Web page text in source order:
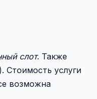
слот. Также
Стоимость услуги
возможна